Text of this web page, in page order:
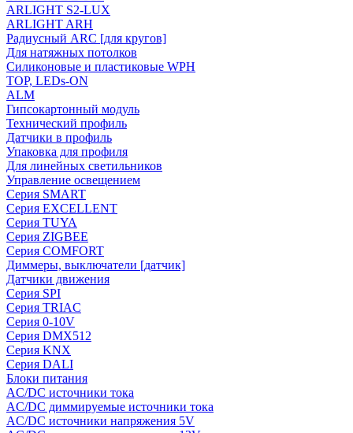
ARLIGHT S2-LUX
ARLIGHT ARH
Радиусный ARC [для кругов]
Для натяжных потолков
Силиконовые и пластиковые WPH
TOP, LEDs-ON
ALM
Гипсокартонный модуль
Технический профиль
Датчики в профиль
Упаковка для профиля
Для линейных светильников
Управление освещением
Серия SMART
Серия EXCELLENT
Серия TUYA
Серия ZIGBEE
Серия COMFORT
Диммеры, выключатели [датчик]
Датчики движения
Серия SPI
Серия TRIAC
Серия 0-10V
Серия DMX512
Серия KNX
Серия DALI
Блоки питания
AC/DC источники тока
AC/DC диммируемые источники тока
AC/DC источники напряжения 5V